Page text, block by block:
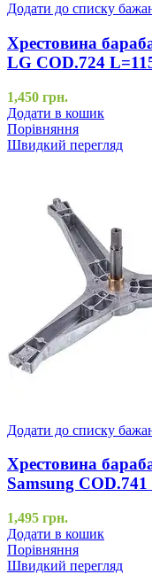
Додати до списку
Хрестовина
LG COD.724
1,450 грн.
Додати в кошик
Порівняння
Швидкий перегляд
Додати до списку
Хрестовина
Samsung
1,495 грн.
Додати в кошик
Порівняння
Швидкий перегляд